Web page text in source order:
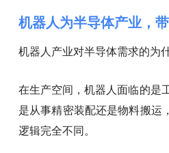
机器人为半导体产业，
机器人产业对半导体需求的为
在生产空间，机器人面临的
是从事精密装配还是物料搬运
逻辑完全不同。